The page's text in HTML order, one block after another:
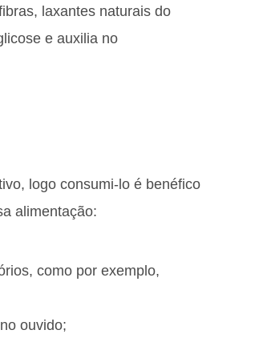
laxantes naturais do
e auxilia no
logo consumi-lo é benéfico
alimentação:
como por exemplo,
ouvido;